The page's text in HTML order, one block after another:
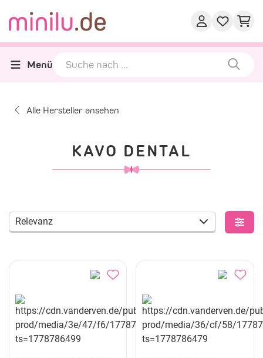
Menü
Alle Hersteller ansehen
KAVO DENTAL
Relevanz